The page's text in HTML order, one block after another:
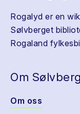
Rogalyd er en
Sølvberget
Rogaland
Om
Om oss